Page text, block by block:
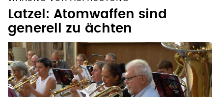
Latzel: Atomwaffen sind
generell zu ächten